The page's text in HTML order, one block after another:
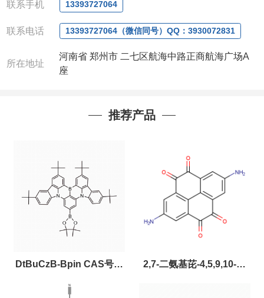
联系人: 沈晓东(欢迎致电
联系手机 13393727064
联系电话 13393727064（微信同号）QQ：3930072831
所在地址
河南省 郑州市 二七区航海中路正商航海广场A
座
推荐产品
DtBuCzB-Bpin CAS号：
2643331-97-7
2,7-二氨基芘-4,5,9,10-四